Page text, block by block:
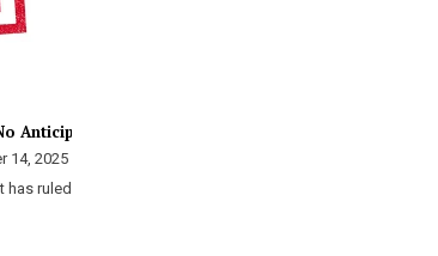
Anticipatory Bail, Says AP HC”
14, 2025
has ruled that economic offences…